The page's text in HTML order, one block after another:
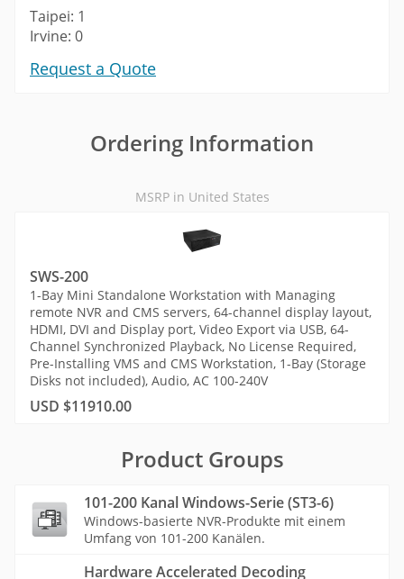
Taipei: 1
Irvine: 0
Request a Quote
Ordering Information
MSRP in United States
SWS-200
1-Bay Mini Standalone Workstation with Managing
remote NVR and CMS servers, 64-channel display layout,
HDMI, DVI and Display port, Video Export via USB, 64-
Channel Synchronized Playback, No License Required,
Pre-Installing VMS and CMS Workstation, 1-Bay (Storage
Disks not included), Audio, AC 100-240V
USD $11910.00
Product Groups
101-200 Kanal Windows-Serie (ST3-6)
Windows-basierte NVR-Produkte mit einem
Umfang von 101-200 Kanälen.
Hardware Accelerated Decoding